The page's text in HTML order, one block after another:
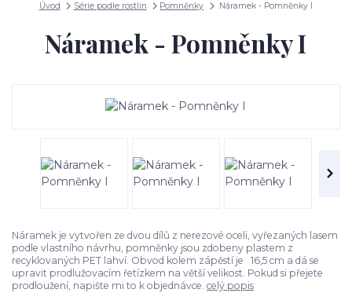
Úvod Série podle rostlin Pomněnky Náramek - Pomněnky I
Náramek - Pomněnky I
Náramek je vytvořen ze dvou dílů z nerezové oceli, vyřezaných lasem
podle vlastního návrhu, pomněnky jsou zdobeny plastem z
recyklovaných PET lahví. Obvod kolem zápěstí je 16,5 cm a dá se
upravit prodlužovacím řetízkem na větší velikost. Pokud si přejete
prodloužení, napište mi to k objednávce. celý popis